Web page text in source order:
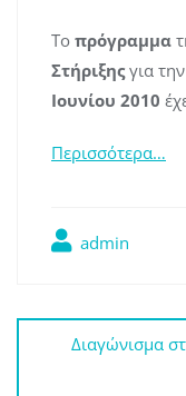
Το πρόγραμμα
Στήριξηςγια
Ιουνίου 2010
Περισσότερα…
admin
Πλοήγηση
άρθρων
Διαγώνισμα